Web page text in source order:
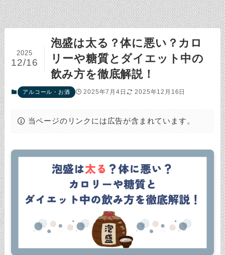
泡盛は太る？体に悪い？カロ
リーや糖質とダイエット中の
飲み方を徹底解説！
2025
12/16
アルコール・お酒 2025年7月4日 2025年12月16日
当ページのリンクには広告が含まれています。